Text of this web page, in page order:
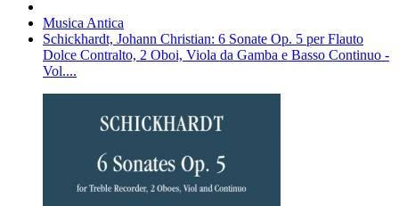
Musica Antica
Schickhardt, Johann Christian: 6 Sonate Op. 5 per Flauto
Dolce Contralto, 2 Oboi, Viola da Gamba e Basso Continuo -
Vol....